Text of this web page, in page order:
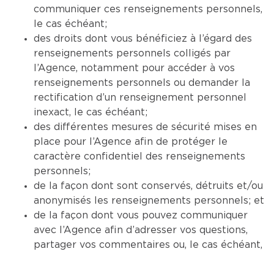
communiquer ces renseignements personnels,
le cas échéant;
des droits dont vous bénéficiez à l’égard des
renseignements personnels colligés par
l’Agence, notamment pour accéder à vos
renseignements personnels ou demander la
rectification d’un renseignement personnel
inexact, le cas échéant;
des différentes mesures de sécurité mises en
place pour l’Agence afin de protéger le
caractère confidentiel des renseignements
personnels;
de la façon dont sont conservés, détruits et/ou
anonymisés les renseignements personnels; et
de la façon dont vous pouvez communiquer
avec l’Agence afin d’adresser vos questions,
partager vos commentaires ou, le cas échéant,